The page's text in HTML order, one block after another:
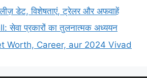
डेट, विशेषताएं, ट्रेलर और अफवाहें
सेवा प्रकारों का तुलनात्मक अध्ययन
Worth, Career, aur 2024 Vivad